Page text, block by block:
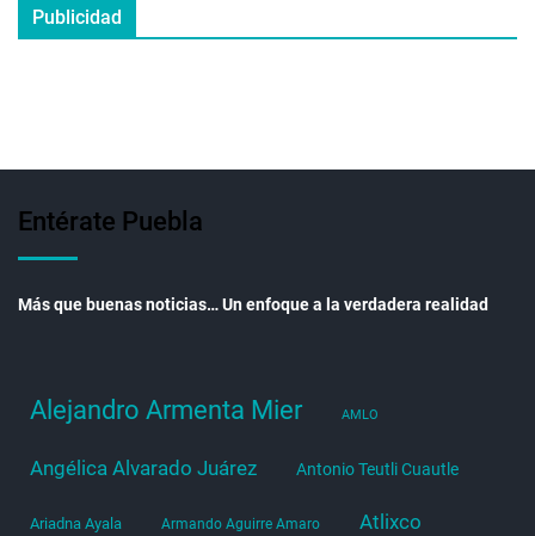
Publicidad
Entérate Puebla
Más que buenas noticias… Un enfoque a la verdadera realidad
Alejandro Armenta Mier AMLO
Angélica Alvarado Juárez Antonio Teutli Cuautle
Ariadna Ayala Armando Aguirre Amaro Atlixco